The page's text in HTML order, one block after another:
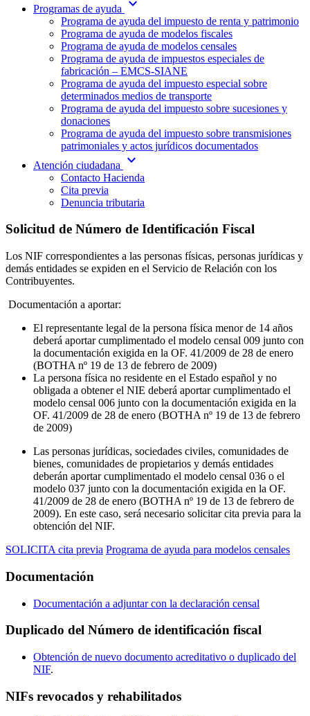
Programas de ayuda expand_more
Programa de ayuda del impuesto de renta y patrimonio
Programa de ayuda de modelos fiscales
Programa de ayuda de modelos censales
Programa de ayuda de impuestos especiales de
fabricación – EMCS-SIANE
Programa de ayuda del impuesto especial sobre
determinados medios de transporte
Programa de ayuda del impuesto sobre sucesiones y
donaciones
Programa de ayuda del impuesto sobre transmisiones
patrimoniales y actos jurídicos documentados
Atención ciudadana
expand_more
Contacto Hacienda
Cita previa
Denuncia tributaria
Solicitud de Número de Identificación Fiscal
Los NIF correspondientes a las personas físicas, personas jurídicas y
demás entidades se expiden en el Servicio de Relación con los
Contribuyentes.
Documentación a aportar:
El representante legal de la persona física menor de 14 años
deberá aportar cumplimentado el modelo censal 009 junto con
la documentación exigida en la OF. 41/2009 de 28 de enero
(BOTHA nº 19 de 13 de febrero de 2009)
La persona física no residente en el Estado español y no
obligada a obtener el NIE deberá aportar cumplimentado el
modelo censal 006 junto con la documentación exigida en la
OF. 41/2009 de 28 de enero (BOTHA nº 19 de 13 de febrero
de 2009)
Las personas jurídicas, sociedades civiles, comunidades de
bienes, comunidades de propietarios y demás entidades
deberán aportar cumplimentado el modelo censal 036 o el
modelo 037 junto con la documentación exigida en la OF.
41/2009 de 28 de enero (BOTHA nº 19 de 13 de febrero de
2009). En este caso, será necesario solicitar cita previa para la
obtención del NIF.
SOLICITA cita previa Programa de ayuda para modelos censales
Documentación
Documentación a adjuntar con la declaración censal
Duplicado del Número de identificación fiscal
Obtención de nuevo documento acreditativo o duplicado del
NIF.
NIFs revocados y rehabilitados